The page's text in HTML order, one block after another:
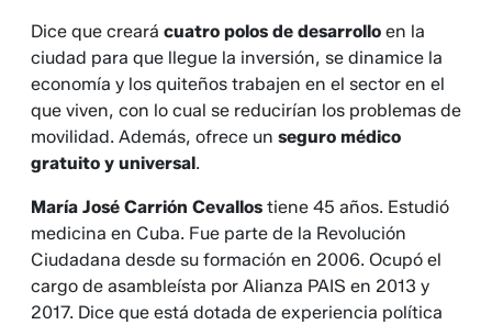
Dice que creará cuatro polos de desarrollo en la
ciudad para que llegue la inversión, se dinamice la
economía y los quiteños trabajen en el sector en el
que viven, con lo cual se reducirían los problemas de
movilidad. Además, ofrece un seguro médico
gratuito y universal.
María José Carrión Cevallos tiene 45 años. Estudió
medicina en Cuba. Fue parte de la Revolución
Ciudadana desde su formación en 2006. Ocupó el
cargo de asambleísta por Alianza PAIS en 2013 y
2017. Dice que está dotada de experiencia política